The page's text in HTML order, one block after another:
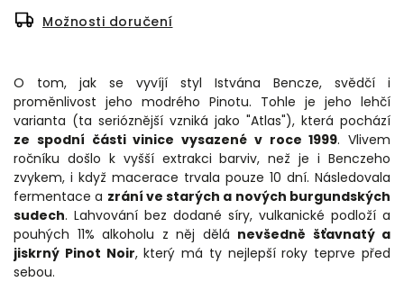
Možnosti doručení
O tom, jak se vyvíjí styl Istvána Bencze, svědčí i
proměnlivost jeho modrého Pinotu. Tohle je jeho lehčí
varianta (ta serióznější vzniká jako "Atlas"), která pochází
ze spodní části vinice vysazené v roce 1999. Vlivem
ročníku došlo k vyšší extrakci barviv, než je i Benczeho
zvykem, i když macerace trvala pouze 10 dní. Následovala
fermentace a zrání ve starých a nových burgundských
sudech. Lahvování bez dodané síry, vulkanické podloží a
pouhých 11% alkoholu z něj dělá nevšedně šťavnatý a
jiskrný Pinot Noir, který má ty nejlepší roky teprve před
sebou.